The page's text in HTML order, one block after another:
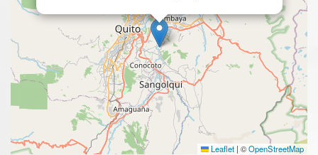
Leaflet | ©OpenStreetMap